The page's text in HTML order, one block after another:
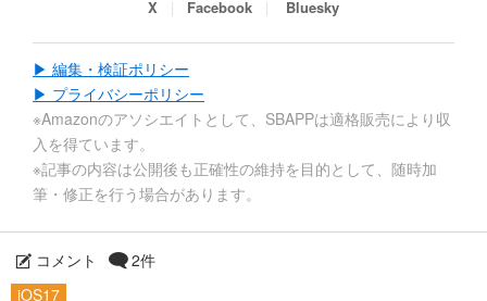
X Facebook Bluesky
▶ 編集・検証ポリシー
▶ プライバシーポリシー
※Amazonのアソシエイトとして、SBAPPは適格販売により収
入を得ています。
※記事の内容は公開後も正確性の維持を目的として、随時加
筆・修正を行う場合があります。
コメント
2件
iOS17